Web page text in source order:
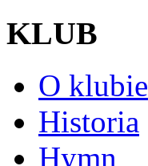
KLUB
O klubie
Historia
Hymn